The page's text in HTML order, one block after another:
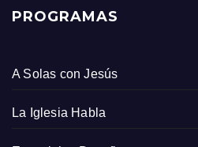
PROGRAMAS
A Solas con Jesús
La Iglesia Habla